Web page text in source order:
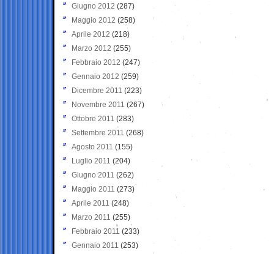
Giugno 2012 (287)
Maggio 2012 (258)
Aprile 2012 (218)
Marzo 2012 (255)
Febbraio 2012 (247)
Gennaio 2012 (259)
Dicembre 2011 (223)
Novembre 2011 (267)
Ottobre 2011 (283)
Settembre 2011 (268)
Agosto 2011 (155)
Luglio 2011 (204)
Giugno 2011 (262)
Maggio 2011 (273)
Aprile 2011 (248)
Marzo 2011 (255)
Febbraio 2011 (233)
Gennaio 2011 (253)